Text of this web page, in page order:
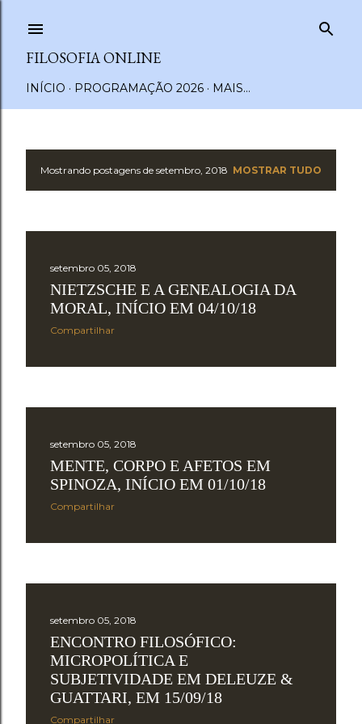
FILOSOFIA ONLINE
INÍCIO PROGRAMAÇÃO 2026 MAIS…
P
e
n
Mostrando postagens de setembro, 2018 MOSTRAR TUDO
setembro 05, 2018
NIETZSCHE E A GENEALOGIA DA
MORAL, INÍCIO EM 04/10/18
Compartilhar
setembro 05, 2018
MENTE, CORPO E AFETOS EM
SPINOZA, INÍCIO EM 01/10/18
Compartilhar
setembro 05, 2018
ENCONTRO FILOSÓFICO:
MICROPOLÍTICA E
SUBJETIVIDADE EM DELEUZE &
GUATTARI, EM 15/09/18
Compartilhar